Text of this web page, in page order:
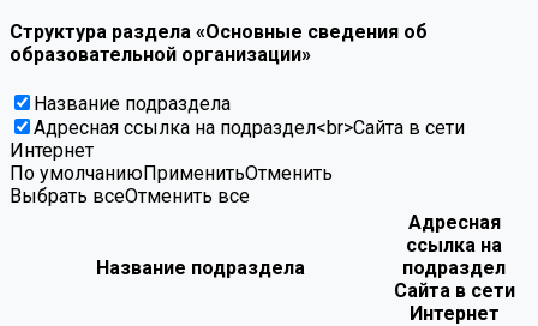
Структура раздела «Основные сведения об
образовательной организации»
Название подраздела
Адресная ссылка на подраздел<br>Сайта в сети
Интернет
По умолчаниюПрименитьОтменить
Выбрать всеОтменить все
Название подраздела
Адресная
ссылка на
подраздел
Сайта в сети
Интернет